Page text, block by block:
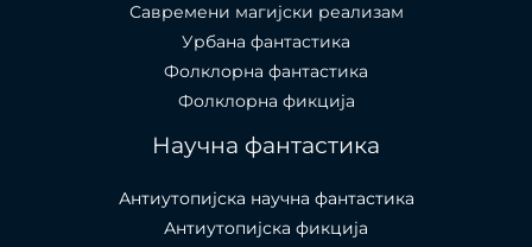
Савремени магијски реализам
Урбана фантастика
Фолклорна фантастика
Фолклорна фикција
Научна фантастика
Антиутопијска научна фантастика
Антиутопијска фикција